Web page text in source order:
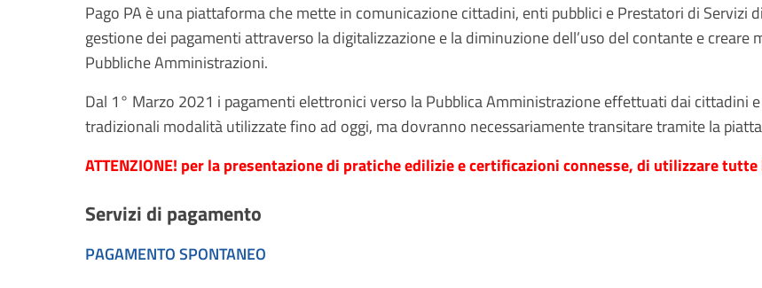
Pago PA è una piattaforma che mette in comunicazione cittadini, enti pubblici e Prestatori di Servizi
gestione dei pagamenti attraverso la digitalizzazione e la diminuzione dell’uso del contante e
Pubbliche Amministrazioni.
Dal 1° Marzo 2021 i pagamenti elettronici verso la Pubblica Amministrazione effettuati dai cittadini
tradizionali modalità utilizzate fino ad oggi, ma dovranno necessariamente transitare tramite la
ATTENZIONE! per la presentazione di pratiche edilizie e certificazioni connesse, di utilizzare
Servizi di pagamento
PAGAMENTO SPONTANEO